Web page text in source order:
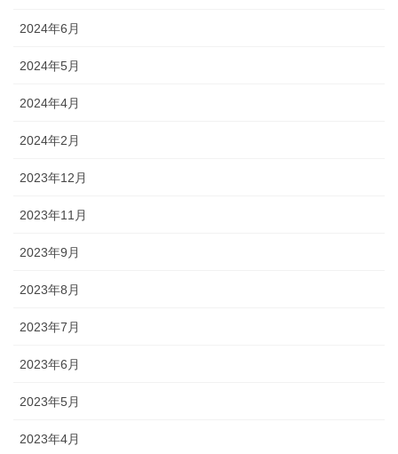
2024年6月
2024年5月
2024年4月
2024年2月
2023年12月
2023年11月
2023年9月
2023年8月
2023年7月
2023年6月
2023年5月
2023年4月